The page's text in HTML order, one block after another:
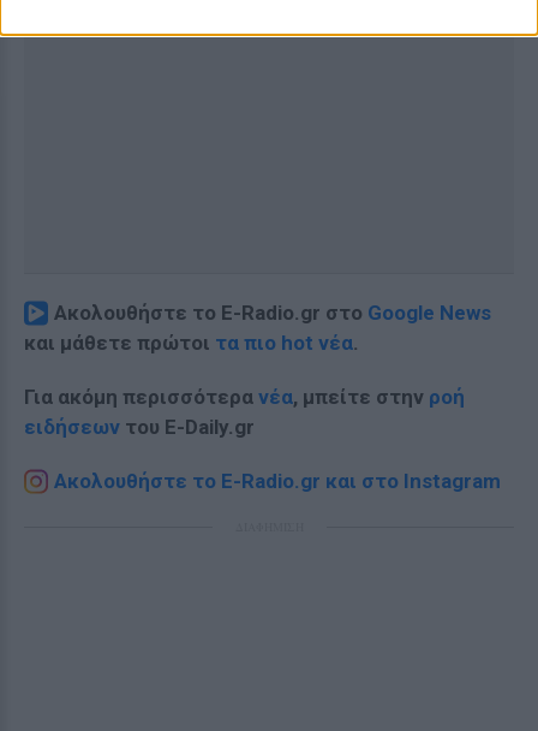
Ακολουθήστε το E-Radio.gr στο Google News
και μάθετε πρώτοι τα πιο hot νέα.
Για ακόμη περισσότερα νέα, μπείτε στην ροή
ειδήσεων του E-Daily.gr
Ακολουθήστε το E-Radio.gr και στο Instagram